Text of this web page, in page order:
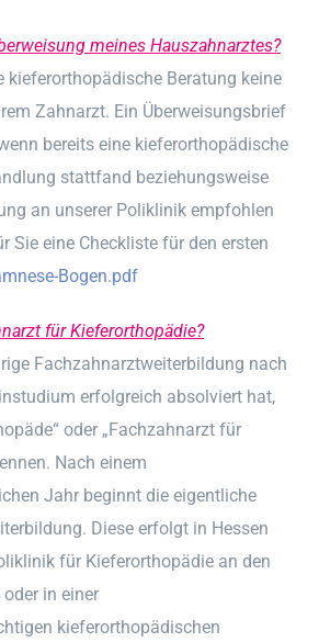
meines Hauszahnarztes?
kieferorthopädische Beratung keine
Zahnarzt. Ein Überweisungsbrief
bereits eine kieferorthopädische
stattfand beziehungsweise
an unserer Poliklinik empfohlen
Sie eine Checkliste für den ersten
Bogen.pdf
für Kieferorthopädie?
Fachzahnarztweiterbildung nach
erfolgreich absolviert hat,
oder „Fachzahnarzt für
Nach einem
Jahr beginnt die eigentliche
Diese erfolgt in Hessen
für Kieferorthopädie an den
in einer
kieferorthopädischen